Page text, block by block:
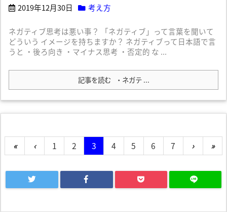
2019年12月30日 考え方
ネガティブ思考は悪い事？ 「ネガティブ」って言葉を聞いて
どういう イメージを持ちますか？ ネガティブって日本語で言
うと ・後ろ向き ・マイナス思考 ・否定的 な ...
記事を読む ・ネガテ ...
« ‹ 1 2 3 4 5 6 7 › »